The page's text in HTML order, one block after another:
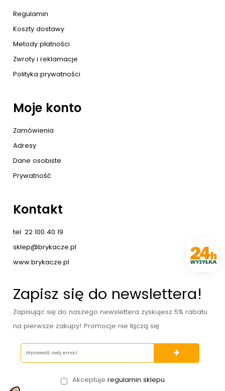
Regulamin
Koszty dostawy
Metody płatności
Zwroty i reklamacje
Polityka prywatności
Moje konto
Zamówienia
Adresy
Dane osobiste
Prywatność
Kontakt
tel. 22 100 40 19
sklep@brykacze.pl
www.brykacze.pl
Zapisz się do newslettera!
Zapisując się do naszego newslettera zyskujesz 5% rabatu
na pierwsze zakupy! Promocje nie łączą się.
Akceptuje regulamin sklepu